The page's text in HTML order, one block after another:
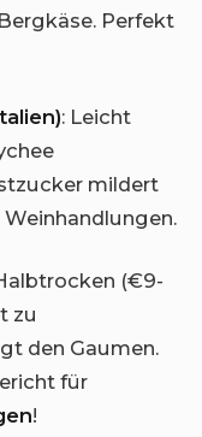
Perfekt
: Leicht
mildert
(€9-
zu
den Gaumen.
für
!